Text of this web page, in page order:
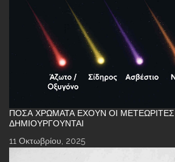
ΠΌΣΑ ΧΡΏΜΑΤΑ ΈΧΟΥΝ ΟΙ ΜΕΤΕΩΡΊΤΕΣ
ΔΗΜΙΟΥΡΓΟΎΝΤΑΙ
11 Οκτωβρίου, 2025